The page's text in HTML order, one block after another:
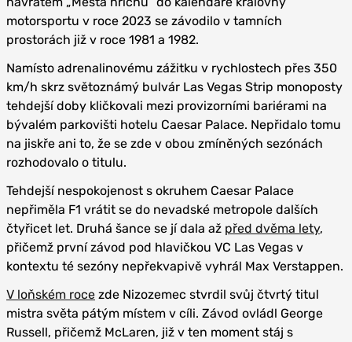
motorsportu v roce 2023 se závodilo v tamních
prostorách již v roce 1981 a 1982.
Namísto adrenalinovému zážitku v rychlostech přes 350
km/h skrz světoznámý bulvár Las Vegas Strip monoposty
tehdejší doby kličkovali mezi provizorními bariérami na
bývalém parkovišti hotelu Caesar Palace. Nepřidalo tomu
na jiskře ani to, že se zde v obou zmíněných sezónách
rozhodovalo o titulu.
Tehdejší nespokojenost s okruhem Caesar Palace
nepřiměla F1 vrátit se do nevadské metropole dalších
čtyřicet let. Druhá šance se jí dala až před dvěma lety,
přičemž první závod pod hlavičkou VC Las Vegas v
kontextu té sezóny nepřekvapivě vyhrál Max Verstappen.
V loňském roce zde Nizozemec stvrdil svůj čtvrtý titul
mistra světa pátým místem v cíli. Závod ovládl George
Russell, přičemž McLaren, již v ten moment stáj s